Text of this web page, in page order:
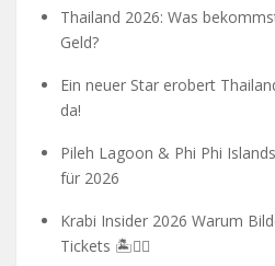
Thailand 2026: Was
Geld?
Ein neuer Star erobert
da!
Pileh Lagoon & Phi Phi
für 2026
Krabi Insider 2026 Warum
Tickets 🏝️🧗‍♂️